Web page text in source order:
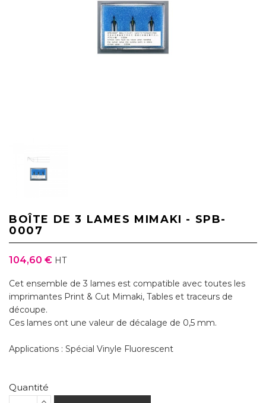
BOÎTE DE 3 LAMES MIMAKI - SPB-
0007
104,60 € HT
Cet ensemble de 3 lames est compatible avec toutes les
imprimantes Print & Cut Mimaki, Tables et traceurs de
découpe.
Ces lames ont une valeur de décalage de 0,5 mm.
Applications : Spécial Vinyle Fluorescent
Quantité